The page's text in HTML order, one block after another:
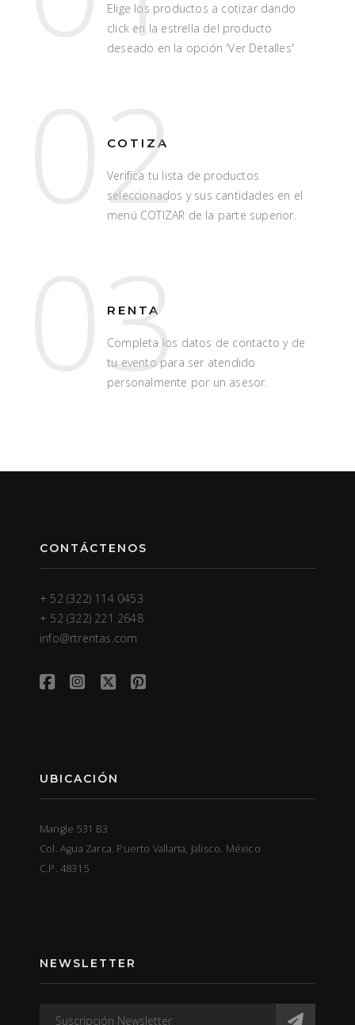
Elige los productos a cotizar dando
click en la estrella del producto
deseado en la opción 'Ver Detalles'
02
COTIZA
Verifica tu lista de productos
seleccionados y sus cantidades en el
menú COTIZAR de la parte superior.
03
RENTA
Completa los datos de contacto y de
tu evento para ser atendido
personalmente por un asesor.
CONTÁCTENOS
+ 52 (322) 114 0453
+ 52 (322) 221 2648
info@rtrentas.com
UBICACIÓN
Mangle 531 B3
Col. Agua Zarca. Puerto Vallarta, Jalisco. México
C.P. 48315
NEWSLETTER